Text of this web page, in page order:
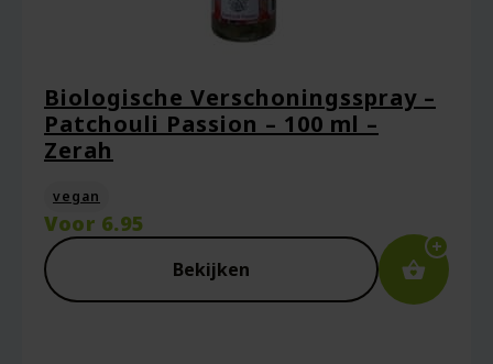
Naam*
Biologische Verschoningsspray –
Patchouli Passion – 100 ml –
Zerah
vegan
Voor 6.95
Bekijken